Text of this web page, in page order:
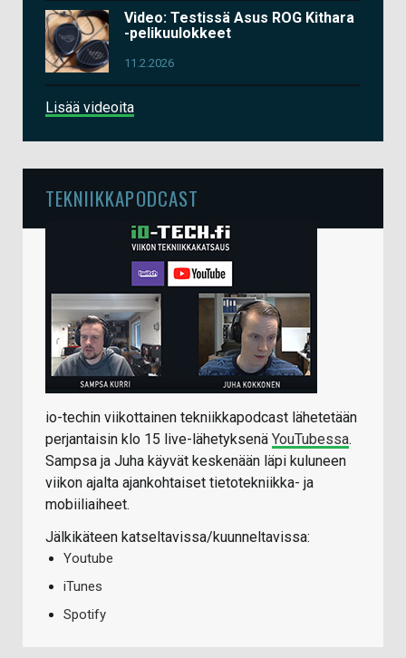
Video: Testissä Asus ROG Kithara
-pelikuulokkeet
11.2.2026
Lisää videoita
TEKNIIKKAPODCAST
io-techin viikottainen tekniikkapodcast lähetetään
perjantaisin klo 15 live-lähetyksenä YouTubessa.
Sampsa ja Juha käyvät keskenään läpi kuluneen
viikon ajalta ajankohtaiset tietotekniikka- ja
mobiiliaiheet.
Jälkikäteen katseltavissa/kuunneltavissa:
Youtube
iTunes
Spotify